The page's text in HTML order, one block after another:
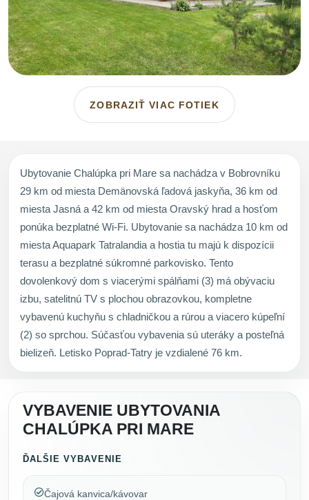
ZOBRAZIŤ VIAC FOTIEK
Ubytovanie Chalúpka pri Mare sa nachádza v Bobrovníku
29 km od miesta Demänovská ľadová jaskyňa, 36 km od
miesta Jasná a 42 km od miesta Oravský hrad a hosťom
ponúka bezplatné Wi-Fi. Ubytovanie sa nachádza 10 km od
miesta Aquapark Tatralandia a hostia tu majú k dispozícii
terasu a bezplatné súkromné parkovisko. Tento
dovolenkový dom s viacerými spálňami (3) má obývaciu
izbu, satelitnú TV s plochou obrazovkou, kompletne
vybavenú kuchyňu s chladničkou a rúrou a viacero kúpeľní
(2) so sprchou. Súčasťou vybavenia sú uteráky a posteľná
bielizeň. Letisko Poprad-Tatry je vzdialené 76 km.
VYBAVENIE UBYTOVANIA
CHALÚPKA PRI MARE
ĎALŠIE VYBAVENIE
Čajová kanvica/kávovar